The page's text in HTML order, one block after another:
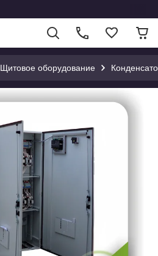
Щитовое оборудование